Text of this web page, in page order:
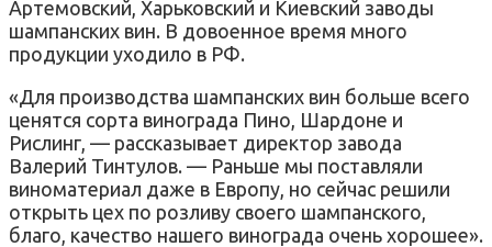
Артемовский, Харьковский и Киевский заводы
шампанских вин. В довоенное время много
продукции уходило в РФ.
«Для производства шампанских вин больше всего
ценятся сорта винограда Пино, Шардоне и
Рислинг, — рассказывает директор завода
Валерий Тинтулов. — Раньше мы поставляли
виноматериал даже в Европу, но сейчас решили
открыть цех по розливу своего шампанского,
благо, качество нашего винограда очень хорошее».